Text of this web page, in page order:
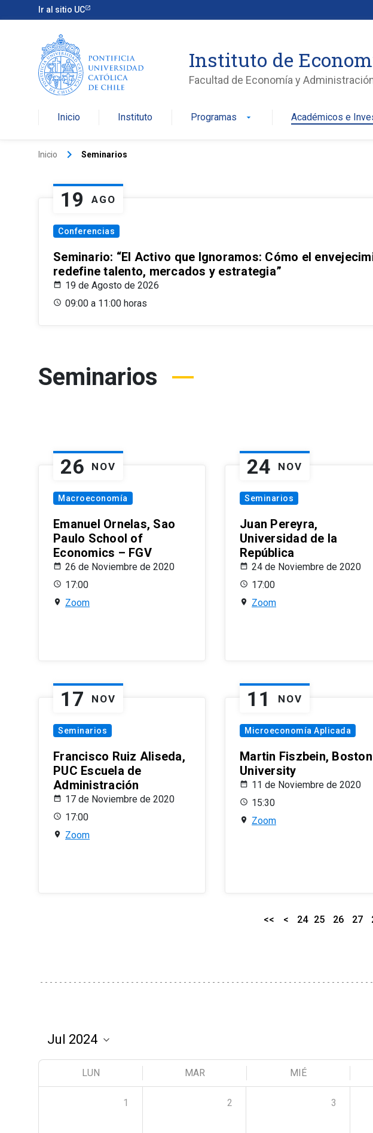
Ir al sitio UC
Instituto de
Facultad de Economía y
Inicio Instituto Programas arrow_drop_down Académicos e
Inicio keyboard_arrow_right Seminarios
19 AGO
Conferencias
Seminario: “El Activo que Ignoramos: Cómo el
redefine talento, mercados y estrategia”
19 de Agosto de 2026
09:00 a 11:00 horas
Seminarios
26 NOV
Macroeconomía
Emanuel Ornelas, Sao
Paulo School of
Economics – FGV
26 de Noviembre de 2020
17:00
Zoom
24 NOV
Seminarios
Juan Pereyra,
Universidad de la
República
24 de Noviembre de 2020
17:00
Zoom
17 NOV
Seminarios
Francisco Ruiz Aliseda,
PUC Escuela de
Administración
17 de Noviembre de 2020
17:00
Zoom
11 NOV
Microeconomía Aplicada
Martin Fiszbein, Boston
University
11 de Noviembre de 2020
15:30
Zoom
<< < 24 25 26 27
LUN MAR MIÉ
1 2 3